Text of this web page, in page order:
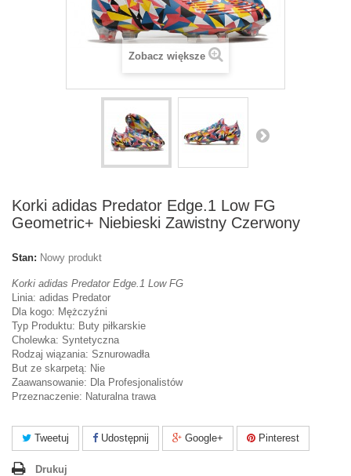
Zobacz większe
Korki adidas Predator Edge.1 Low FG
Geometric+ Niebieski Zawistny Czerwony
Stan: Nowy produkt
Korki adidas Predator Edge.1 Low FG
Linia: adidas Predator
Dla kogo: Mężczyźni
Typ Produktu: Buty piłkarskie
Cholewka: Syntetyczna
Rodzaj wiązania: Sznurowadła
But ze skarpetą: Nie
Zaawansowanie: Dla Profesjonalistów
Przeznaczenie: Naturalna trawa
Tweetuj Udostępnij Google+ Pinterest
Drukuj